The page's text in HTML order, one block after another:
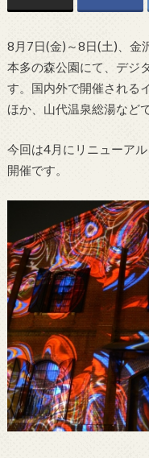
8月7日(金)～8日(土)、金
本多の森公園にて、デジ
す。国内外で開催される
ほか、山代温泉総湯など
今回は4月にリニューア
開催です。